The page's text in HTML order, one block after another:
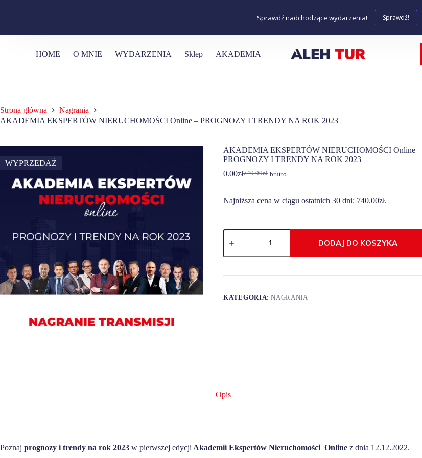
Sprawdź nadchodzące wydarzenia! Sprawdź!
HOME O MNIE WYDARZENIA Sklep AKADEMIA
Strona główna
Nagrania
AKADEMIA EKSPERTÓW NIERUCHOMOŚCI​ Online – PROGNOZY I TRENDY NA ROK 2023
WYPRZEDAŻ
AKADEMIA EKSPERTÓW NIERUCHOMOŚCI​ Online –
PROGNOZY I TRENDY NA ROK 2023
740.00zł
0.00zł brutto
Najniższa cena w ciągu ostatnich 30 dni: 740.00zł.
DODAJ DO KOSZYKA
KATEGORIA:NAGRANIA
Opis
Poznaj prognozy i trendy na rok 2023 w pierwszej edycjiAkademii Ekspertów Nieruchomości Online z dnia 12.12.2022.